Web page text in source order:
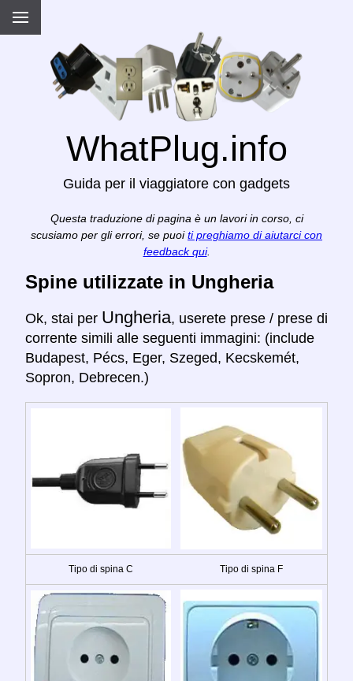
WhatPlug.info
Guida per il viaggiatore con gadgets
Questa traduzione di pagina è un lavori in corso, ci
scusiamo per gli errori, se puoi ti preghiamo di aiutarci con
feedback qui.
Spine utilizzate in Ungheria
Ok, stai per Ungheria, userete prese / prese di
corrente simili alle seguenti immagini: (include
Budapest, Pécs, Eger, Szeged, Kecskemét,
Sopron, Debrecen.)
Tipo di spina C Tipo di spina F